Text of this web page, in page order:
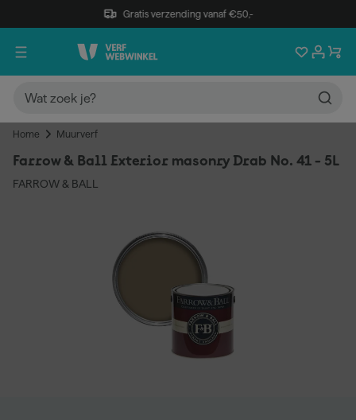
Gratis verzending vanaf €50,-
Home Muurverf
Farrow & Ball Exterior masonry Drab No. 41 - 5L
FARROW & BALL